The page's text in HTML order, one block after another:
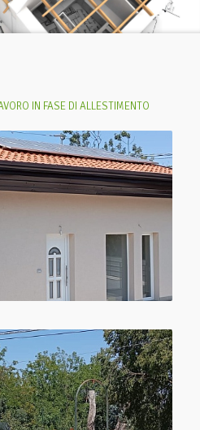
IN FASE DI ALLESTIMENTO